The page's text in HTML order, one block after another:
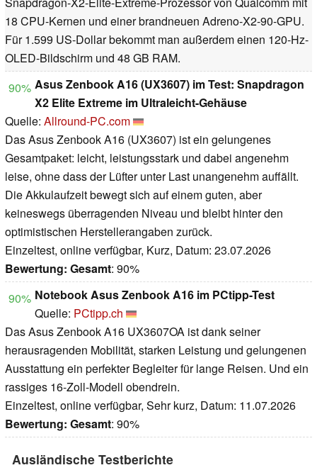
18 CPU-Kernen und einer brandneuen Adreno-X2-90-GPU.
Für 1.599 US-Dollar bekommt man außerdem einen 120-Hz-
OLED-Bildschirm und 48 GB RAM.
90% Asus Zenbook A16 (UX3607) im Test: Snapdragon
X2 Elite Extreme im Ultraleicht-Gehäuse
Quelle: Allround-PC.com
Das Asus Zenbook A16 (UX3607) ist ein gelungenes
Gesamtpaket: leicht, leistungsstark und dabei angenehm
leise, ohne dass der Lüfter unter Last unangenehm auffällt.
Die Akkulaufzeit bewegt sich auf einem guten, aber
keineswegs überragenden Niveau und bleibt hinter den
optimistischen Herstellerangaben zurück.
Einzeltest, online verfügbar, Kurz, Datum: 23.07.2026
Bewertung: Gesamt: 90%
90% Notebook Asus Zenbook A16 im PCtipp-Test
Quelle: PCtipp.ch
Das Asus Zenbook A16 UX3607OA ist dank seiner
herausragenden Mobilität, starken Leistung und gelungenen
Ausstattung ein perfekter Begleiter für lange Reisen. Und ein
rassiges 16-Zoll-Modell obendrein.
Einzeltest, online verfügbar, Sehr kurz, Datum: 11.07.2026
Bewertung: Gesamt: 90%
Ausländische Testberichte